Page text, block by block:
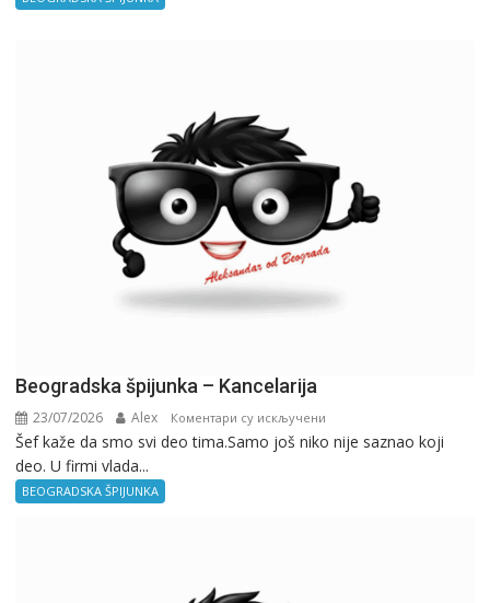
Beogradska špijunka – Kancelarija
23/07/2026 Alex Коментари су искључени
Beogradska
Šef kaže da smo svi deo tima.Samo još niko nije saznao koji
deo. U firmi vlada...
BEOGRADSKA ŠPIJUNKA